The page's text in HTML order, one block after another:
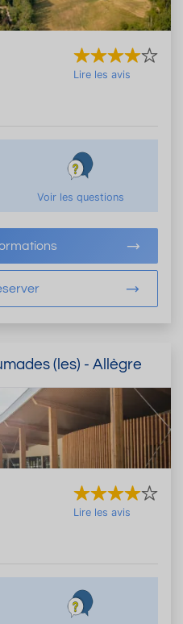
Lire les avis
Voir les questions
(les) - Allègre
Lire les avis